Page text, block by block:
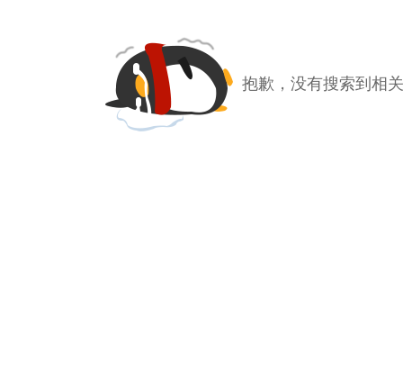
抱歉，没有搜索到相